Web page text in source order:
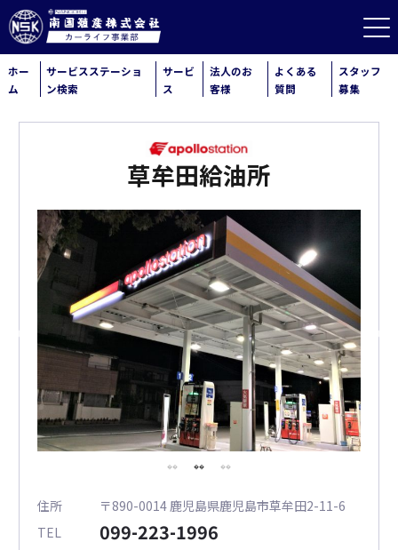
ホー
ム
サービスステーショ
ン検索
サービ
ス
法人のお
客様
よくある
質問
スタッフ
募集
草牟田給油所
住所
〒890-0014 鹿児島県鹿児島市草牟田2-11-6
TEL
099-223-1996